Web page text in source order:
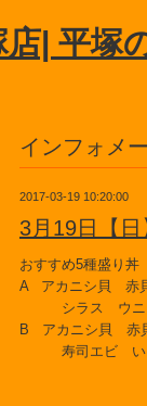
| 平塚
インフォメ
2017-03-19 10:20:00
3月19日【
おすすめ5種盛り丼
A アカニシ貝 赤
シラス ウニ
B アカニシ貝 赤
寿司エビ い